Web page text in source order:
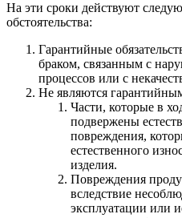
На эти сроки действуют
обстоятельства:
Гарантийные
браком, связанным с
процессов или с
Не являются
Части, которые в
подвержены
повреждения,
естественного
изделия.
Повреждения
вследствие
эксплуатации или